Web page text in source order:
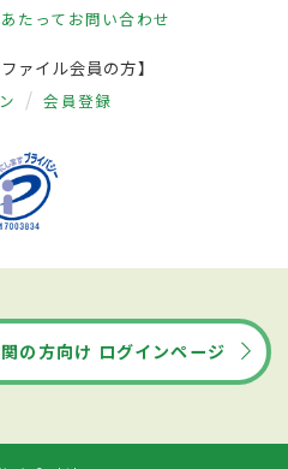
たって お問い合わせ
ァイル会員の方】
会員登録
の方向け ログインページ